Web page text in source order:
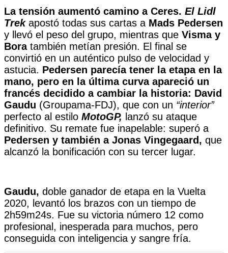
La tensión aumentó camino a Ceres. El Lidl
Trekapostó todas sus cartas a Mads Pedersen
y llevó el peso del grupo, mientras que Visma y
Boratambién metían presión. El final se
convirtió en un auténtico pulso de velocidad y
astucia. Pedersen parecía tener la etapa en la
mano, pero en la última curva apareció un
francés decidido a cambiar la historia: David
Gaudu (Groupama-FDJ), que con un “interior”
perfecto al estilo MotoGP, lanzó su ataque
definitivo. Su remate fue inapelable: superó a
Pedersen y también a Jonas Vingegaard, que
alcanzó la bonificación con su tercer lugar.
Gaudu, doble ganador de etapa en la Vuelta
2020, levantó los brazos con un tiempo de
2h59m24s. Fue su victoria número 12 como
profesional, inesperada para muchos, pero
conseguida con inteligencia y sangre fría.